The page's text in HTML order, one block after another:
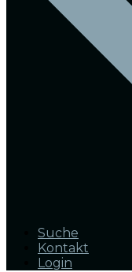
Suche
Kontakt
Login